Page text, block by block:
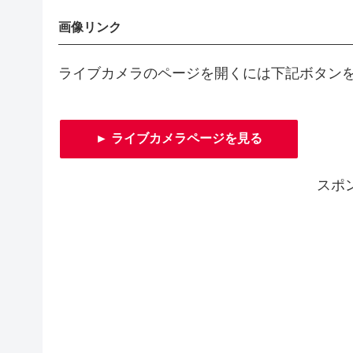
画像リンク
ライブカメラのページを開くには下記ボタン
► ライブカメラページを見る
スポ